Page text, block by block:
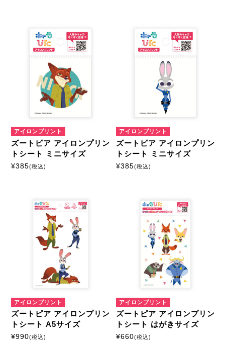
アイロンプリント
ズートピア アイロンプリン
トシート ミニサイズ
¥385(税込)
アイロンプリント
ズートピア アイロンプリン
トシート ミニサイズ
¥385(税込)
アイロンプリント
ズートピア アイロンプリン
トシート A5サイズ
¥990(税込)
アイロンプリント
ズートピア アイロンプリン
トシート はがきサイズ
¥660(税込)